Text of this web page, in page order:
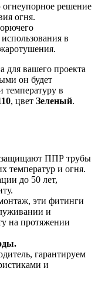
решение
огня.
в
вашего проекта
он будет
температуру в
, цвет Зеленый.
ППР трубы
температур и огня.
до 50 лет,
эти фитинги
и
на протяжении
гарантируем
и